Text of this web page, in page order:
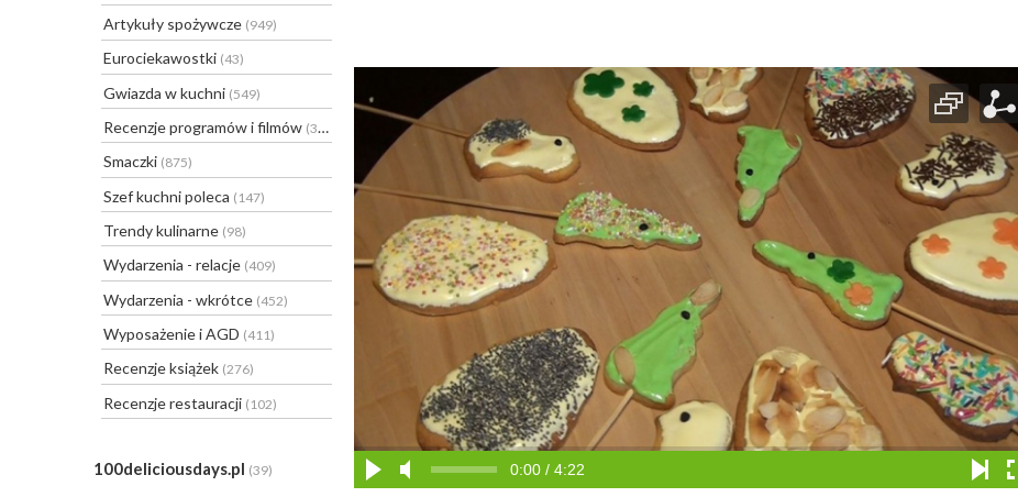
Artykuły spożywcze (949)
Eurociekawostki (43)
Gwiazda w kuchni (549)
Recenzje programów i filmów (31)
Smaczki (875)
Szef kuchni poleca (147)
Trendy kulinarne (98)
Wydarzenia - relacje (409)
Wydarzenia - wkrótce (452)
Wyposażenie i AGD (411)
Recenzje książek (276)
Recenzje restauracji (102)
100deliciousdays.pl (39) 0:00 / 4:22